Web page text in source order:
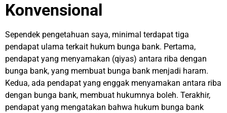
Konvensional
Sependek pengetahuan saya, minimal terdapat tiga
pendapat ulama terkait hukum bunga bank. Pertama,
pendapat yang menyamakan (qiyas) antara riba dengan
bunga bank, yang membuat bunga bank menjadi haram.
Kedua, ada pendapat yang enggak menyamakan antara riba
dengan bunga bank, membuat hukumnya boleh. Terakhir,
pendapat yang mengatakan bahwa hukum bunga bank